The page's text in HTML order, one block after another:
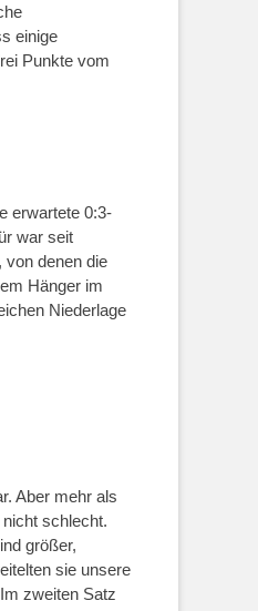
einige
Punkte vom
erwartete 0:3-
war seit
von denen die
Hänger im
Niederlage
Aber mehr als
schlecht.
größer,
sie unsere
zweiten Satz